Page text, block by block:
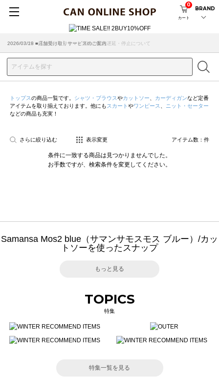
カート
0
BRAND
2026/07/29 ■【お知らせ】ヤマト運輸の配送遅延・停止について
2026/03/18 ■店舗受け取りサービスのご案内
トップスの商品一覧です。 シャツ・ブラウスやカットソー カーディガンなど定番
アイテムを取り揃えております。他にも スカート やワンピース
ニット・セーター
などの商品も充実！
さらに絞り込む 表示変更 アイテム数： 件
条件に一致する商品は見つかりませんでした。
お手数ですが、検索条件を変更してください。
Samansa Mos2 blue（サマンサモスモス ブルー）/カッ
トソーを使ったスナップ
もっと見る
TOPICS
特集
特集一覧を見る